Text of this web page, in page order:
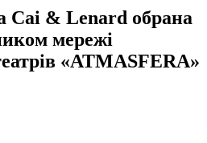
& Lenard обрана
мережі
«ATMASFERA»